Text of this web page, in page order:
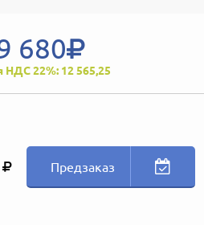
680
НДС 22%: 12 565,25
Предзаказ